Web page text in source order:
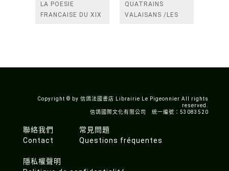
LA POESIE
FRANCAISE DU XIX
QUATRAINS
VALAISANS /LES
Copyright © by 信鴿法國書店 Librairie Le Pigeonnier All rights
reserved.
信鴿國際文化有限公司 統一編號：53083520
聯絡我們
Contact
常見問題
Questions fréquentes
隱私權聲明